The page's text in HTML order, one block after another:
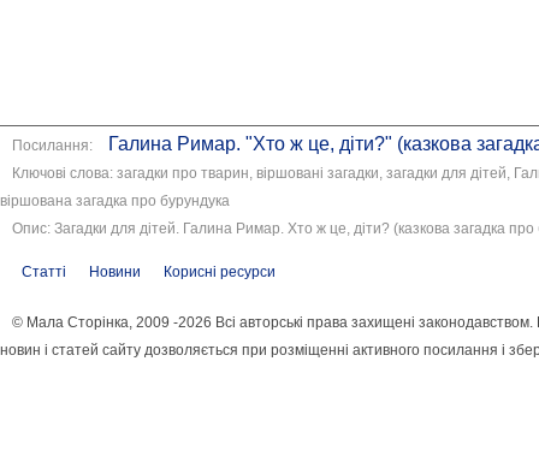
Посилання: Галина Римар. "Хто ж це, діти?" (казкова
Ключові слова: загадки про тварин, віршовані загадки, загадки для дітей,
віршована загадка про бурундука
Опис: Загадки для дітей. Галина Римар. Хто ж це, діти? (казкова загадка про
Статті Новини Корисні ресурси
© Мала Сторінка, 2009 -2026 Всі авторські права захищені
новин і статей сайту дозволяється при розміщенні активного посилання і